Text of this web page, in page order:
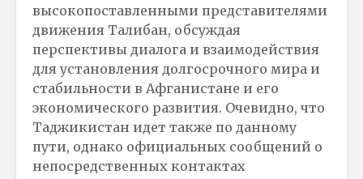
высокопоставленными представителями
движения Талибан, обсуждая
перспективы диалога и взаимодействия
для установления долгосрочного мира и
стабильности в Афганистане и его
экономического развития. Очевидно, что
Таджикистан идет также по данному
пути, однако официальных сообщений о
непосредственных контактах